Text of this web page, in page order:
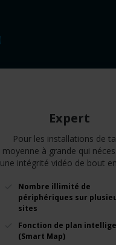
Expert
Pour les installations de
moyenne à grande qui
une intégrité vidéo de bout
Nombre illimité de
périphériques sur
sites
Fonction de plan
(Smart Map)